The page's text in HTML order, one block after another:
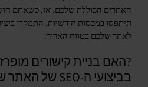
האתרים הכוללת שלכם. אז, כשאתם
תיתפסו במכסות חודשיות. התמקדו
לאתר שלכם בטווח הארוך.
?האם בניית קישורים
בביצועי ה-SEO של האתר שלי